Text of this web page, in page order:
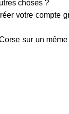
choses ?
votre compte
sur un même